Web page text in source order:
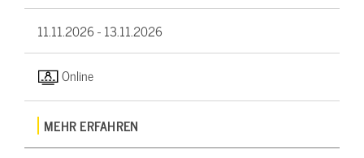
11.11.2026 -13.11.2026
Online
MEHR ERFAHREN